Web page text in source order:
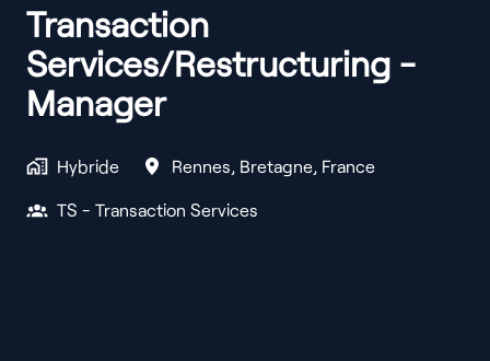
Transaction
Services/Restructuring -
Manager
Hybride Rennes, Bretagne, France
TS - Transaction Services